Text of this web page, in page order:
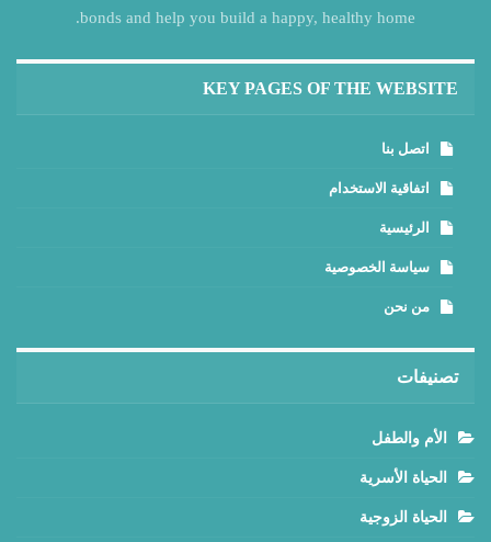
bonds and help you build a happy, healthy home.
KEY PAGES OF THE WEBSITE
اتصل بنا
اتفاقية الاستخدام
الرئيسية
سياسة الخصوصية
من نحن
تصنيفات
الأم والطفل
الحياة الأسرية
الحياة الزوجية